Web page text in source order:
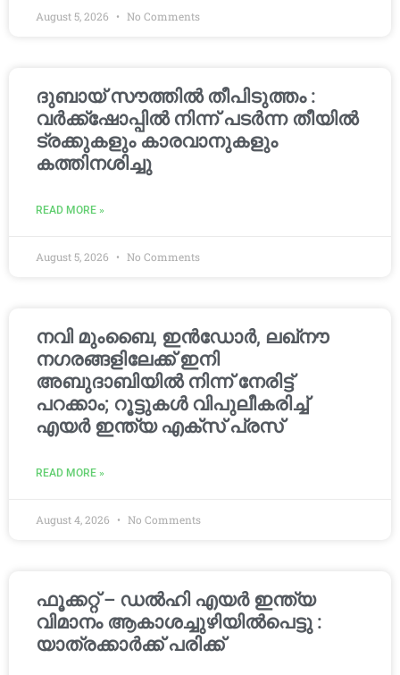
August 5, 2026 No Comments
ദുബായ് സൗത്തിൽ തീപിടുത്തം :
വർക്ക്‌ഷോപ്പിൽ നിന്ന് പടർന്ന തീയിൽ
ട്രക്കുകളും കാരവാനുകളും
കത്തിനശിച്ചു
READ MORE »
August 5, 2026 No Comments
നവി മുംബൈ, ഇൻഡോർ, ലഖ്നൗ
നഗരങ്ങളിലേക്ക് ഇനി
അബുദാബിയിൽ നിന്ന് നേരിട്ട്
പറക്കാം; റൂട്ടുകൾ വിപുലീകരിച്ച്
എയർ ഇന്ത്യ എക്സ് പ്രസ്
READ MORE »
August 4, 2026 No Comments
ഫൂക്കറ്റ് – ഡൽഹി എയര്‍ ഇന്ത്യ
വിമാനം ആകാശച്ചുഴിയില്‍പെട്ടു :
യാത്രക്കാര്‍ക്ക് പരിക്ക്